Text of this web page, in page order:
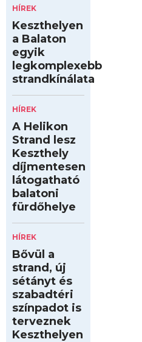
HÍREK
Keszthelyen
a Balaton
egyik
legkomplexebb
strandkínálata
HÍREK
A Helikon
Strand lesz
Keszthely
díjmentesen
látogatható
balatoni
fürdőhelye
HÍREK
Bővül a
strand, új
sétányt és
szabadtéri
színpadot is
terveznek
Keszthelyen